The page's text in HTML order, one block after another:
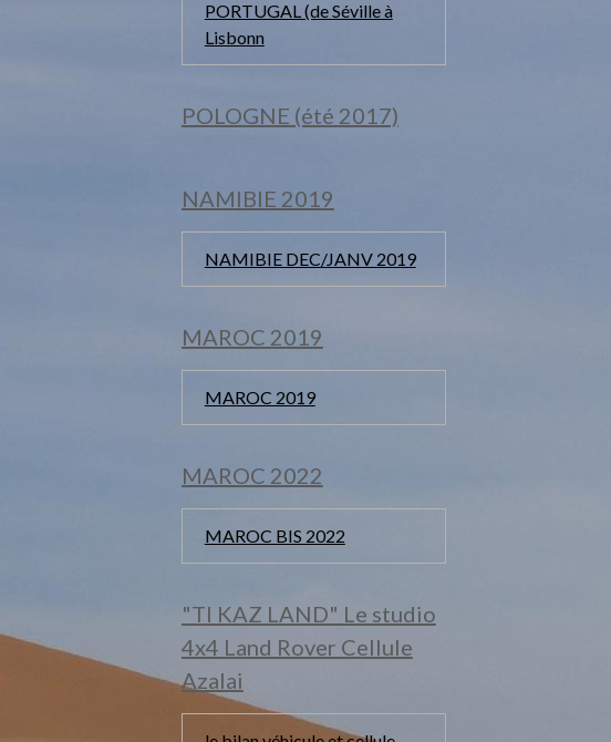
PORTUGAL (de Séville à
Lisbonn
POLOGNE (été 2017)
NAMIBIE 2019
NAMIBIE DEC/JANV 2019
MAROC 2019
MAROC 2019
MAROC 2022
MAROC BIS 2022
"TI KAZ LAND" Le studio
4x4 Land Rover Cellule
Azalai